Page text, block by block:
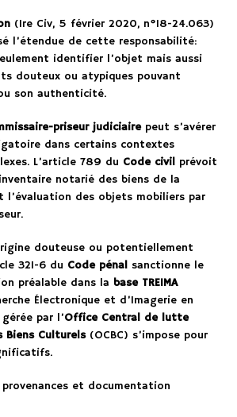
(1re Civ, 5 février 2020, n°18-24.063)
l’étendue de cette responsabilité:
identifier l’objet mais aussi
douteux ou atypiques pouvant
son authenticité.
priseur judiciairepeut s’avérer
dans certains contextes
L’article 789 du Code civil prévoit
notarié des biens de la
l’évaluation des objets mobiliers par
douteuse ou potentiellement
321-6 du Code pénal sanctionne le
préalable dans la base TREIMA
Électronique et d’Imagerie en
par l’Office Central de lutte
Culturels(OCBC) s’impose pour
et documentation